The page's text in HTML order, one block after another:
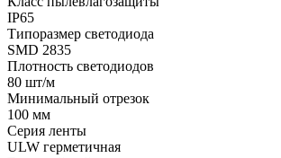
IP65
Типоразмер светодиода
SMD 2835
Плотность светодиодов
80 шт/м
Минимальный отрезок
100 мм
Серия ленты
ULW герметичная